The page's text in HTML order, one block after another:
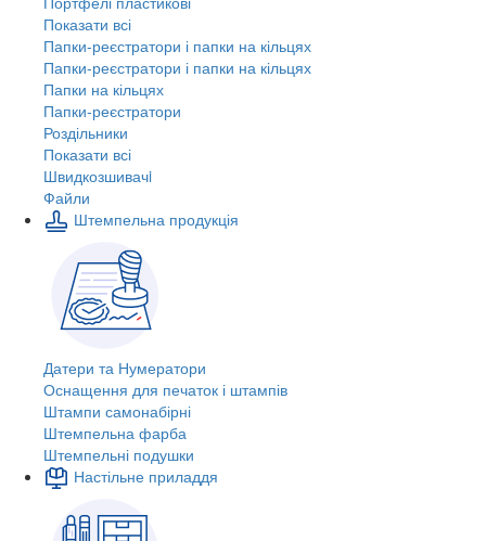
Показати всі
Папки-реєстратори і папки на кільцях
Папки-реєстратори і папки на кільцях
Папки на кільцях
Папки-реєстратори
Роздільники
Показати всі
Швидкозшивачi
Файли
Штемпельна продукція
Датери та Нумератори
Оснащення для печаток і штампів
Штампи самонабірні
Штемпельна фарба
Штемпельні подушки
Настільне приладдя